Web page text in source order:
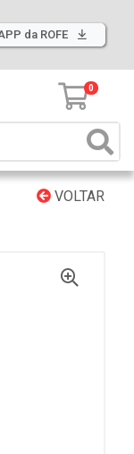
da ROFE
0
VOLTAR